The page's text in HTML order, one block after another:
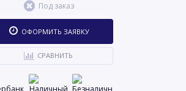
Под заказ
ОФОРМИТЬ ЗАЯВКУ
СРАВНИТЬ